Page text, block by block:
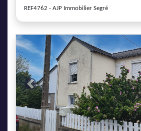
REF4762 - AJP Immobilier Segré
Previous